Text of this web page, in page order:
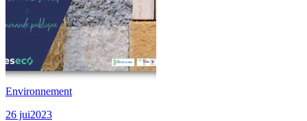
Environnement
26 jui2023